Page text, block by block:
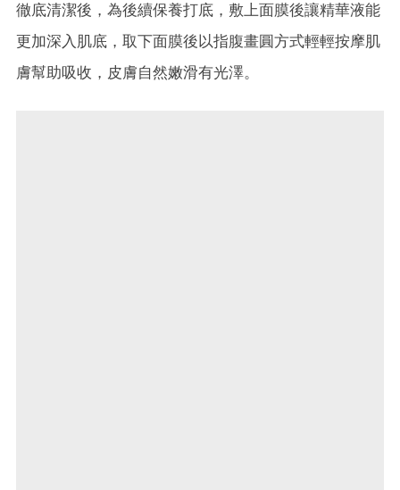
徹底清潔後，為後續保養打底，敷上面膜後讓精華液能
更加深入肌底，取下面膜後以指腹畫圓方式輕輕按摩肌
膚幫助吸收，皮膚自然嫩滑有光澤。